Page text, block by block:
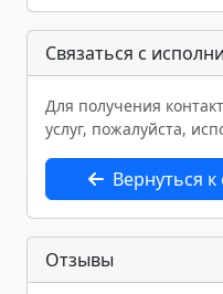
Связаться с
Для получения
услуг, пожалуйста,
Вернуться
Отзывы